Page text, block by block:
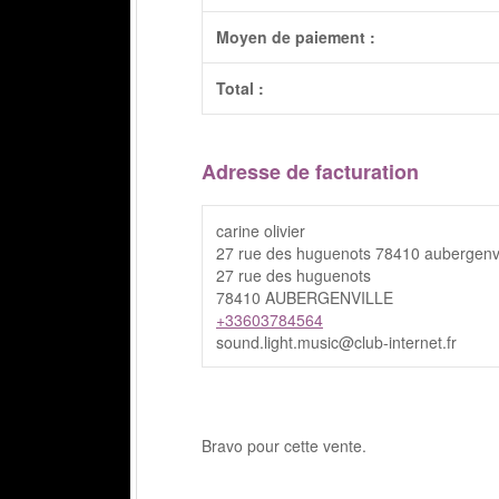
Moyen de paiement :
Total :
Adresse de facturation
carine olivier
27 rue des huguenots 78410
27 rue des huguenots
78410 AUBERGENVILLE
+33603784564
sound.light.music@club-internet.fr
Bravo pour cette vente.